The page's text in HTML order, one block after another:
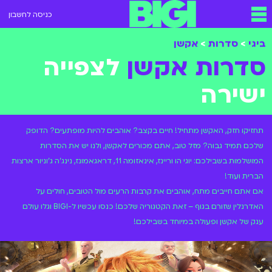
כניסה לחשבון
ביגי > סדרות > אקשן
סדרות אקשן לצפייה
ישירה
תחזיקו חזק, האקשן מתחיל! חיים בקצב? אוהבים להיות מופתעים? הדופק
שלכם תמיד גבוה? מזל טוב, אתם מכורים לאקשן, ולנו יש את הסדרות
המושלמות בשבילכם: יוגי הו וריינז, אינאזומה 11, דראגאמונז, נינג'ה ג'וניור ארצות
הברית ועוד!
אם אתם חייבים מתח, אוהבים את קרבות הרעים מול הטובים, חולים על
האדרנלין שזורם בגוף – זאת הקטגוריה שלכם! כנסו עכשיו ל-BIGI וגלו עולם
ענק של אקשן ופעולה במיוחד בשבילכם!